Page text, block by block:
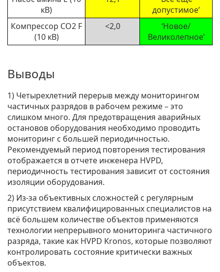
кВ)
допустимое’
Компрессор CO2 F
(10 кВ)
<2,0
‘Новое/
Великолепное’
Выводы
1) Четырехлетний перерыв между мониторингом
частичных разрядов в рабочем режиме – это
слишком много. Для предотвращения аварийных
остановов оборудования необходимо проводить
мониторинг с большей периодичностью.
Рекомендуемый период повторения тестирования
отображается в отчете инженера HVPD,
периодичность тестирования зависит от состояния
изоляции оборудования.
2) Из-за объективных сложностей с регулярным
присутствием квалифицированных специалистов на
всё большем количестве объектов применяются
технологии непрерывного мониторинга частичного
разряда, такие как HVPD Kronos, которые позволяют
контролировать состояние критически важных
объектов.